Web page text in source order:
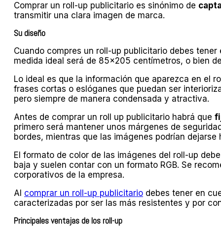
Comprar un roll-up publicitario es sinónimo de
transmitir una clara imagen de marca.
Su diseño
Cuando compres un roll-up publicitario debes
medida ideal será de 85×205 centímetros, o bien
Lo ideal es que la información que aparezca en el
frases cortas o eslóganes que puedan ser
pero siempre de manera condensada y atractiva.
Antes de comprar un roll up publicitario habrá que
primero será mantener unos márgenes de
bordes, mientras que las imágenes podrían
El formato de color de las imágenes del roll-up
baja y suelen contar con un formato RGB. Se
corporativos de la empresa.
Al comprar un roll-up publicitario debes tener en
caracterizadas por ser las más resistentes y por
Principales ventajas de los roll-up